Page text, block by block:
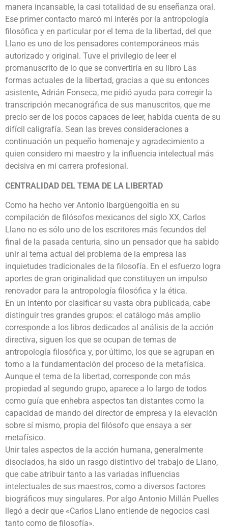
manera incansable, la casi totalidad de su enseñanza oral.
Ese primer contacto marcó mi interés por la antropología
filosófica y en particular por el tema de la libertad, del que
Llano es uno de los pensadores contemporáneos más
autorizado y original. Tuve el privilegio de leer el
promanuscrito de lo que se convertiría en su libro Las
formas actuales de la libertad, gracias a que su entonces
asistente, Adrián Fonseca, me pidió ayuda para corregir la
transcripción mecanográfica de sus manuscritos, que me
precio ser de los pocos capaces de leer, habida cuenta de su
difícil caligrafía. Sean las breves consideraciones a
continuación un pequeño homenaje y agradecimiento a
quien considero mi maestro y la influencia intelectual más
decisiva en mi carrera profesional.
CENTRALIDAD DEL TEMA DE LA LIBERTAD
Como ha hecho ver Antonio Ibargüengoitia en su
compilación de filósofos mexicanos del siglo XX, Carlos
Llano no es sólo uno de los escritores más fecundos del
final de la pasada centuria, sino un pensador que ha sabido
unir al tema actual del problema de la empresa las
inquietudes tradicionales de la filosofía. En el esfuerzo logra
aportes de gran originalidad que constituyen un impulso
renovador para la antropología filosófica y la ética.
En un intento por clasificar su vasta obra publicada, cabe
distinguir tres grandes grupos: el catálogo más amplio
corresponde a los libros dedicados al análisis de la acción
directiva, siguen los que se ocupan de temas de
antropología filosófica y, por último, los que se agrupan en
torno a la fundamentación del proceso de la metafísica.
Aunque el tema de la libertad, corresponde con más
propiedad al segundo grupo, aparece a lo largo de todos
como guía que enhebra aspectos tan distantes como la
capacidad de mando del director de empresa y la elevación
sobre sí mismo, propia del filósofo que ensaya a ser
metafísico.
Unir tales aspectos de la acción humana, generalmente
disociados, ha sido un rasgo distintivo del trabajo de Llano,
que cabe atribuir tanto a las variadas influencias
intelectuales de sus maestros, como a diversos factores
biográficos muy singulares. Por algo Antonio Millán Puelles
llegó a decir que «Carlos Llano entiende de negocios casi
tanto como de filosofía».